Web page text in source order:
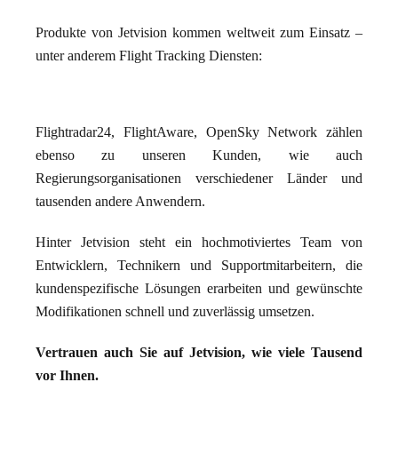
Produkte von Jetvision kommen weltweit zum Einsatz –
unter anderem Flight Tracking Diensten:
Flightradar24, FlightAware, OpenSky Network zählen
ebenso zu unseren Kunden, wie auch
Regierungsorganisationen verschiedener Länder und
tausenden andere Anwendern.
Hinter Jetvision steht ein hochmotiviertes Team von
Entwicklern, Technikern und Supportmitarbeitern, die
kundenspezifische Lösungen erarbeiten und gewünschte
Modifikationen schnell und zuverlässig umsetzen.
Vertrauen auch Sie auf Jetvision, wie viele Tausend
vor Ihnen.